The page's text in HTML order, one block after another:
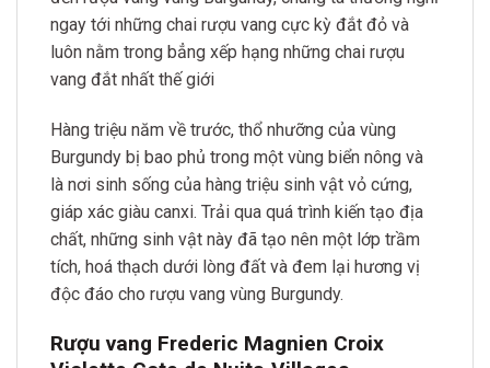
ngay tới những chai rượu vang cực kỳ đắt đỏ và
luôn nằm trong bẳng xếp hạng những chai rượu
vang đắt nhất thế giới
Hàng triệu năm về trước, thổ nhưỡng của vùng
Burgundy bị bao phủ trong một vùng biển nông và
là nơi sinh sống của hàng triệu sinh vật vỏ cứng,
giáp xác giàu canxi. Trải qua quá trình kiến tạo địa
chất, những sinh vật này đã tạo nên một lớp trầm
tích, hoá thạch dưới lòng đất và đem lại hương vị
độc đáo cho rượu vang vùng Burgundy.
Rượu vang Frederic Magnien Croix